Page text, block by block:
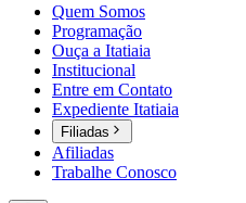
Quem Somos
Programação
Ouça a Itatiaia
Institucional
Entre em Contato
Expediente Itatiaia
Filiadas
Afiliadas
Trabalhe Conosco